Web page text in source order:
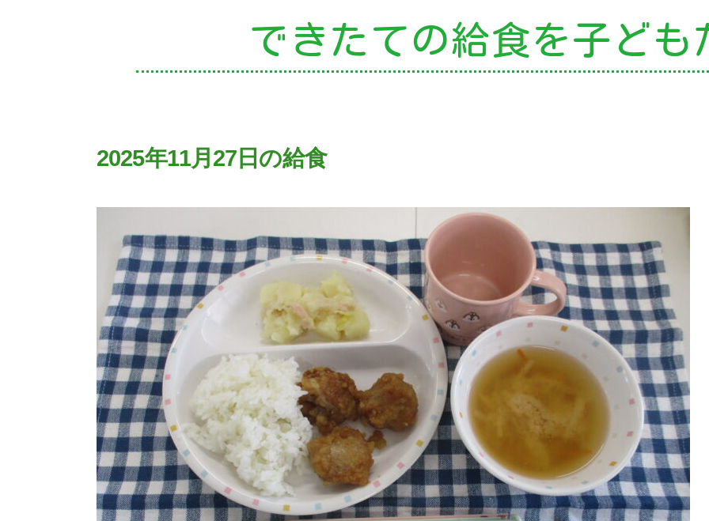
園の特色
・園の特色
未就園児教室
課外授業
できたての給食を子ども
2025年11月27日の給食